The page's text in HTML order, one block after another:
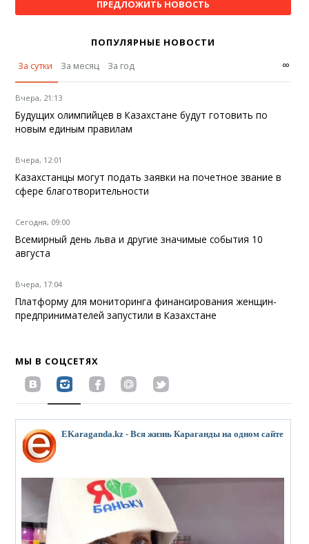
ПРЕДЛОЖИТЬ НОВОСТЬ
ПОПУЛЯРНЫЕ НОВОСТИ
За сутки
За месяц За год ∞
Вчера, 21:13
Будущих олимпийцев в Казахстане будут готовить по
новым единым правилам
Вчера, 12:01
Казахстанцы могут подать заявки на почетное звание в
сфере благотворительности
Сегодня, 09:00
Всемирный день льва и другие значимые события 10
августа
Вчера, 17:04
Платформу для мониторинга финансирования женщин-
предпринимателей запустили в Казахстане
МЫ В СОЦСЕТЯХ
EKaraganda.kz - Вся жизнь Караганды на одном сайте